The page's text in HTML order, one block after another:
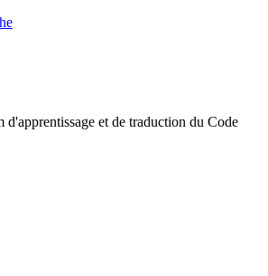
d'apprentissage et de traduction du Code